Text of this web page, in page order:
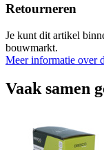
Retourneren
Je kunt dit artikel
bouwmarkt.
Meer informatie over
Vaak samen